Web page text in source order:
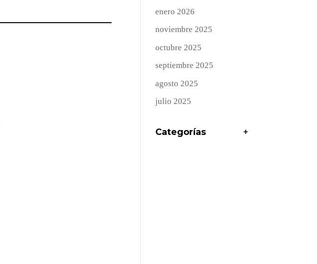
enero 2026
noviembre 2025
octubre 2025
septiembre 2025
agosto 2025
julio 2025
Categorías +